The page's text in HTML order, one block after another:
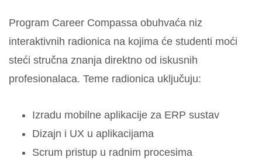
Program Career Compassa obuhvaća niz
interaktivnih radionica na kojima će studenti moći
steći stručna znanja direktno od iskusnih
profesionalaca. Teme radionica uključuju:
Izradu mobilne aplikacije za ERP sustav
Dizajn i UX u aplikacijama
Scrum pristup u radnim procesima